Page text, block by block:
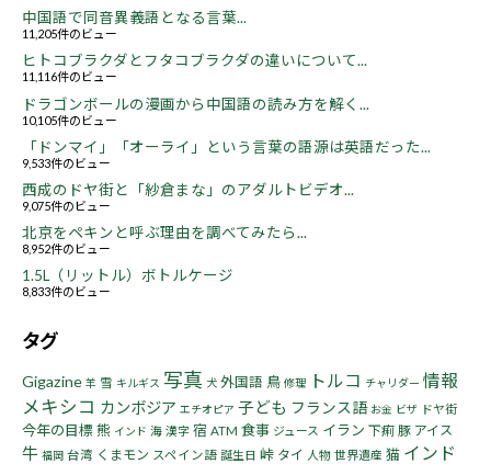
中国語で同音異義語となる言葉...
11,205件のビュー
ヒトコブラクダとフタコブラクダの違いについて...
11,116件のビュー
ドラゴンボールの漫画から中国語の読み方を解く...
10,105件のビュー
「ドンマイ」「オーライ」という言葉の語源は英語だった...
9,533件のビュー
西成のドヤ街と「紗倉まな」のアダルトビデオ...
9,075件のビュー
北京をペキンと呼ぶ理由を調べてみたら...
8,952件のビュー
1.5L（リットル）ボトルケージ
8,833件のビュー
タグ
Gigazine 羊 雪 キルギス 写真 犬 外国語 鳥 修理 トルコ チャリダー 情報
メキシコ カンボジア エチオピア 子ども フランス語 お金 ビザ ドヤ街
今年の目標熊 インド 海 漢字 宿 ATM 食事 ジュース イラン 下痢 豚 アイス
牛 福岡 台湾 くまモン スペイン語 誕生日 峠 タイ 人物 世界遺産 猫 インド